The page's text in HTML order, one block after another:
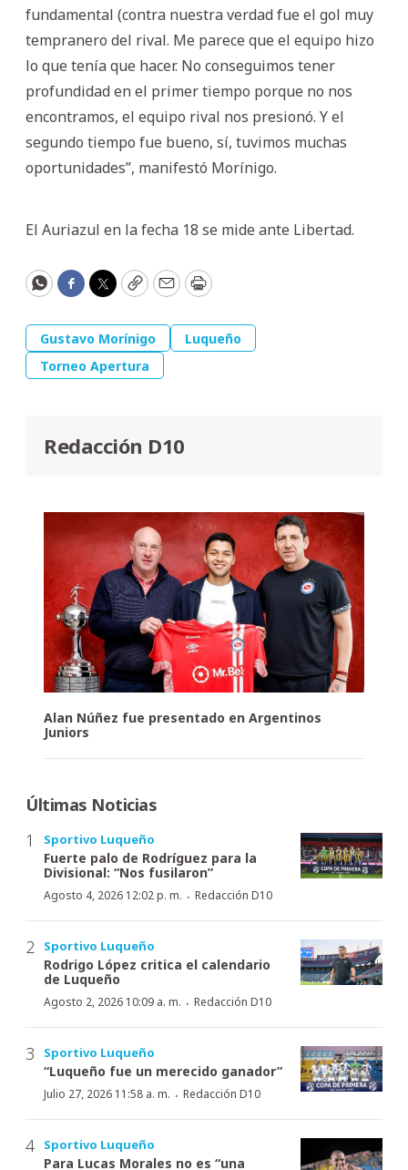
fundamental (contra nuestra verdad fue el gol muy
tempranero del rival. Me parece que el equipo hizo
lo que tenía que hacer. No conseguimos tener
profundidad en el primer tiempo porque no nos
encontramos, el equipo rival nos presionó. Y el
segundo tiempo fue bueno, sí, tuvimos muchas
oportunidades”, manifestó Morínigo.
El Auriazul en la fecha 18 se mide ante Libertad.
WhatsApp
Facebook
Twitter
CopyEmailPrint
Gustavo Morínigo
Luqueño
Torneo Apertura
Redacción D10
Alan Núñez fue presentado en Argentinos
Juniors
Últimas Noticias
Sportivo Luqueño
Fuerte palo de Rodríguez para la
Divisional: “Nos fusilaron”
Agosto 4, 2026 12:02 p. m. · Redacción D10
Sportivo Luqueño
Rodrigo López critica el calendario
de Luqueño
Agosto 2, 2026 10:09 a. m. · Redacción D10
Sportivo Luqueño
“Luqueño fue un merecido ganador”
Julio 27, 2026 11:58 a. m. · Redacción D10
Sportivo Luqueño
Para Lucas Morales no es “una